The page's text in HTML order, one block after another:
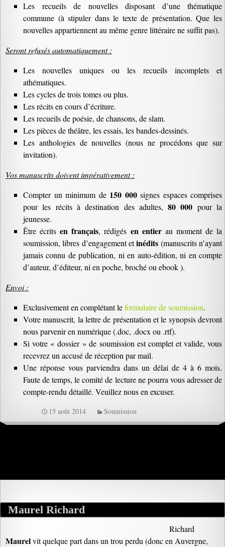
Les recueils de nouvelles disposant d’une thématique
commune (à stipuler dans le texte de présentation. Que les
nouvelles appartiennent au même genre littéraire ne suffit pas).
Seront refusés automatiquement :
Les nouvelles uniques ou les recueils incomplets et
athématiques.
Les cycles de trois tomes ou plus.
Les récits en cours d’écriture.
Les recueils de poésie, de chansons, de slam.
Les pièces de théâtre, les essais, les bandes-dessinés.
Les anthologies de nouvelles (nous ne procédons que sur
invitation).
Vos manuscrits doivent impérativement :
Compter un minimum de 150 000signes espaces comprises
pour les récits à destination des adultes,80 000 pour la
jeunesse.
Être écritsen français, rédigés en entierau moment de la
soumission, libres d’engagement etinédits (manuscrits n’ayant
jamais connu de publication, ni en auto-édition, ni en compte
d’auteur, d’éditeur, ni en poche, broché ou ebook ).
Envoi :
Exclusivement en complétant leformulaire de soumission.
Votre manuscrit, la lettre de présentation et le synopsis devront
nous parvenir en numérique (.doc, .docx ou .rtf).
Si votre « dossier » de soumission est complet et valide, vous
recevrez un accusé de réception par mail.
Une réponse vous parviendra dans un délai de 4 à 6 mois.
Faute de temps, le comité de lecture ne pourra vous adresser de
compte-rendu détaillé. Veuillez nous en excuser.
15 août 2014 Soumission
Maurel Richard
Richard
Maurelvit quelque part dans un trou perdu (donc en Auvergne,